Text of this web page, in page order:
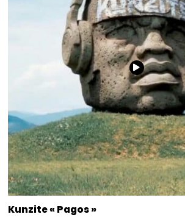
Kunzite « Pagos »